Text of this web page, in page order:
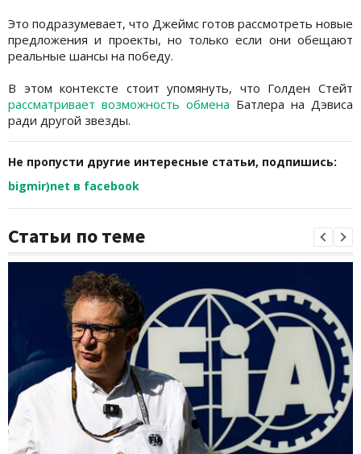
Это подразумевает, что Джеймс готов рассмотреть новые
предложения и проекты, но только если они обещают
реальные шансы на победу.
В этом контексте стоит упомянуть, что Голден Стейт
рассматривает возможность обмена Батлера на Дэвиса
ради другой звезды.
Не пропусти другие интересные статьи, подпишись:
bigmir)net в facebook
Статьи по теме